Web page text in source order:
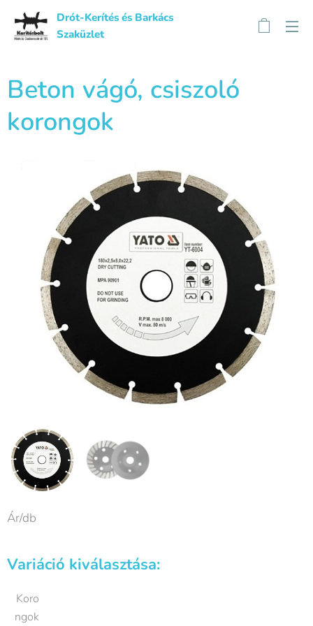
Drót-Kerítés és Barkács
Szaküzlet
Beton vágó, csiszoló
korongok
Ár/db
Variáció kiválasztása:
Koro
ngok